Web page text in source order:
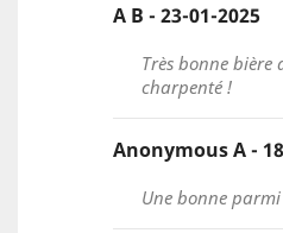
A B - 23-01-2025
Très bonne bière
charpenté !
Anonymous A -
Une bonne parmi